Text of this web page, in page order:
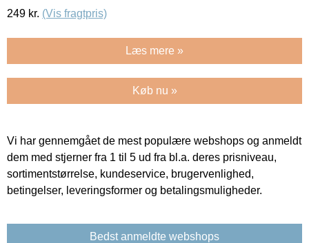
249 kr. (Vis fragtpris)
Læs mere »
Køb nu »
Vi har gennemgået de mest populære webshops og anmeldt
dem med stjerner fra 1 til 5 ud fra bl.a. deres prisniveau,
sortimentstørrelse, kundeservice, brugervenlighed,
betingelser, leveringsformer og betalingsmuligheder.
Bedst anmeldte webshops